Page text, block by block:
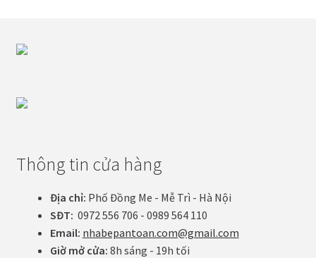
Thông tin cửa hàng
Địa chỉ: Phố Đồng Me - Mễ Trì - Hà Nội
SĐT: 0972 556 706 - 0989 564 110
Email: nhabepantoan.com@gmail.com
Giờ mở cửa: 8h sáng - 19h tối